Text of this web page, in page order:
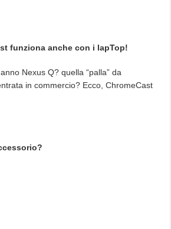
funziona anche con i lapTop!
Nexus Q? quella “palla” da
in commercio? Ecco, ChromeCast